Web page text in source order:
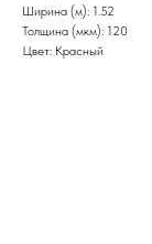
Ширина (м): 1.52
Толщина (мкм): 120
Цвет: Красный